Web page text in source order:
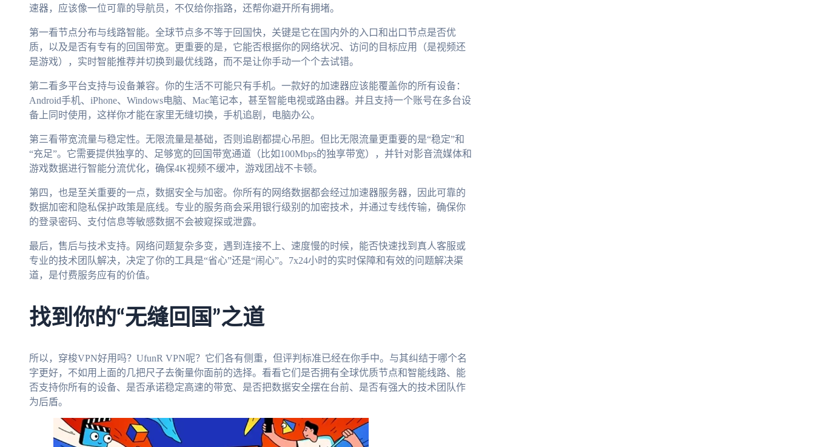
速器，应该像一位可靠的导航员，不仅给你指路，还帮你避开所有拥堵。
第一看节点分布与线路智能。全球节点多不等于回国快，关键是它在国内外的入口和出口节点是否优
质，以及是否有专有的回国带宽。更重要的是，它能否根据你的网络状况、访问的目标应用（是视频还
是游戏），实时智能推荐并切换到最优线路，而不是让你手动一个个去试错。
第二看多平台支持与设备兼容。你的生活不可能只有手机。一款好的加速器应该能覆盖你的所有设备：
Android手机、iPhone、Windows电脑、Mac笔记本，甚至智能电视或路由器。并且支持一个账号在多台设
备上同时使用，这样你才能在家里无缝切换，手机追剧，电脑办公。
第三看带宽流量与稳定性。无限流量是基础，否则追剧都提心吊胆。但比无限流量更重要的是“稳定”和
“充足”。它需要提供独享的、足够宽的回国带宽通道（比如100Mbps的独享带宽），并针对影音流媒体和
游戏数据进行智能分流优化，确保4K视频不缓冲，游戏团战不卡顿。
第四，也是至关重要的一点，数据安全与加密。你所有的网络数据都会经过加速器服务器，因此可靠的
数据加密和隐私保护政策是底线。专业的服务商会采用银行级别的加密技术，并通过专线传输，确保你
的登录密码、支付信息等敏感数据不会被窥探或泄露。
最后，售后与技术支持。网络问题复杂多变，遇到连接不上、速度慢的时候，能否快速找到真人客服或
专业的技术团队解决，决定了你的工具是“省心”还是“闹心”。7x24小时的实时保障和有效的问题解决渠
道，是付费服务应有的价值。
找到你的“无缝回国”之道
所以，穿梭VPN好用吗？UfunR VPN呢？它们各有侧重，但评判标准已经在你手中。与其纠结于哪个名
字更好，不如用上面的几把尺子去衡量你面前的选择。看看它们是否拥有全球优质节点和智能线路、能
否支持你所有的设备、是否承诺稳定高速的带宽、是否把数据安全摆在台前、是否有强大的技术团队作
为后盾。